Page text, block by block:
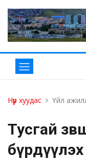
Нүүр хуудас Үйл
Тусгай